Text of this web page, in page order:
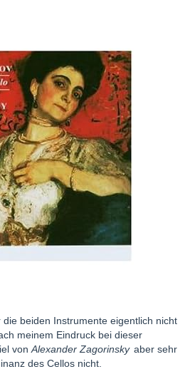
beiden Instrumente eigentlich nicht
meinem Eindruck bei dieser
vonAlexander Zagorinsky aber sehr
des Cellos nicht.